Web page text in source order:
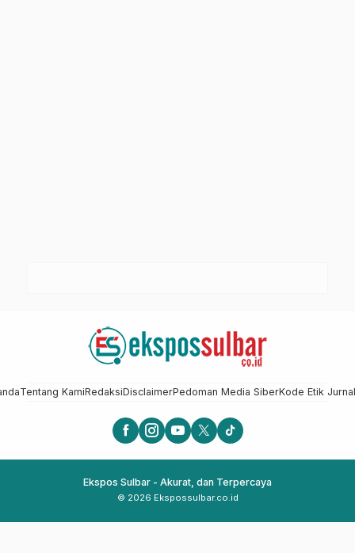
Tentang KamiRedaksiDisclaimerPedoman Media SiberKode Etik
Ekspos Sulbar - Akurat, dan Terpercaya
© 2026 Ekspossulbar.co.id